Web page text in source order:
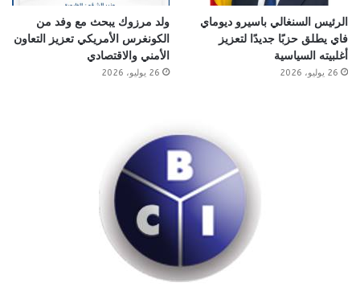
الرئيس السنغالي باسيرو ديوماي
فاي يطلق حزبًا جديدًا لتعزيز
أغلبيته السياسية
26 يوليو، 2026
ولد مرزوك يبحث مع وفد من
الكونغرس الأمريكي تعزيز التعاون
الأمني والاقتصادي
26 يوليو، 2026